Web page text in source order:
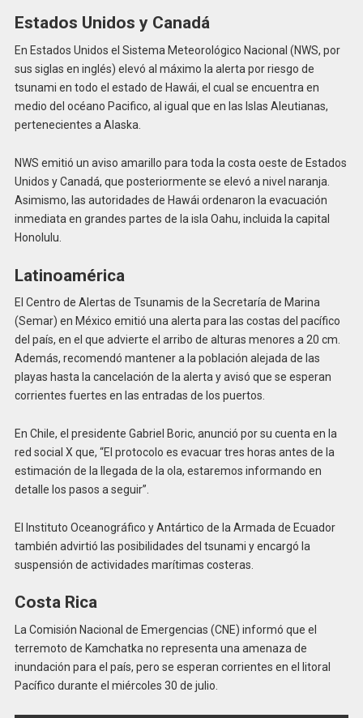
Estados Unidos y Canadá
En Estados Unidos el Sistema Meteorológico Nacional (NWS, por
sus siglas en inglés) elevó al máximo la alerta por riesgo de
tsunami en todo el estado de Hawái, el cual se encuentra en
medio del océano Pacifico, al igual que en las Islas Aleutianas,
pertenecientes a Alaska.
NWS emitió un aviso amarillo para toda la costa oeste de Estados
Unidos y Canadá, que posteriormente se elevó a nivel naranja.
Asimismo, las autoridades de Hawái ordenaron la evacuación
inmediata en grandes partes de la isla Oahu, incluida la capital
Honolulu.
Latinoamérica
El Centro de Alertas de Tsunamis de la Secretaría de Marina
(Semar) en México emitió una alerta para las costas del pacífico
del país, en el que advierte el arribo de alturas menores a 20 cm.
Además, recomendó mantener a la población alejada de las
playas hasta la cancelación de la alerta y avisó que se esperan
corrientes fuertes en las entradas de los puertos.
En Chile, el presidente Gabriel Boric, anunció por su cuenta en la
red social X que, “El protocolo es evacuar tres horas antes de la
estimación de la llegada de la ola, estaremos informando en
detalle los pasos a seguir”.
El Instituto Oceanográfico y Antártico de la Armada de Ecuador
también advirtió las posibilidades del tsunami y encargó la
suspensión de actividades marítimas costeras.
Costa Rica
La Comisión Nacional de Emergencias (CNE) informó que el
terremoto de Kamchatka no representa una amenaza de
inundación para el país, pero se esperan corrientes en el litoral
Pacífico durante el miércoles 30 de julio.